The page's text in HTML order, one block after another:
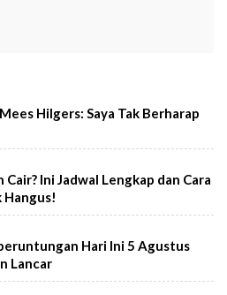
Hilgers: Saya Tak Berharap
Cair? Ini Jadwal Lengkap dan Cara
Hangus!
Hari Ini 5 Agustus
Lancar